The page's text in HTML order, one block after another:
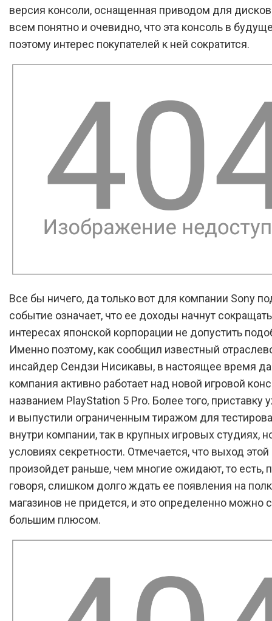
версия консоли, оснащенная приводом для
всем понятно и очевидно, что эта консоль в
поэтому интерес покупателей к ней сократится.
Все бы ничего, да только вот для компании Sony
событие означает, что ее доходы начнут
интересах японской корпорации не допустить
Именно поэтому, как сообщил известный
инсайдер Сендзи Нисикавы, в настоящее время
компания активно работает над новой игровой
названием PlayStation 5 Pro. Более того, приставку
и выпустили ограниченным тиражом для
внутри компании, так в крупных игровых студиях,
условиях секретности. Отмечается, что выход
произойдет раньше, чем многие ожидают, то есть,
говоря, слишком долго ждать ее появления на
магазинов не придется, и это определенно можно
большим плюсом.